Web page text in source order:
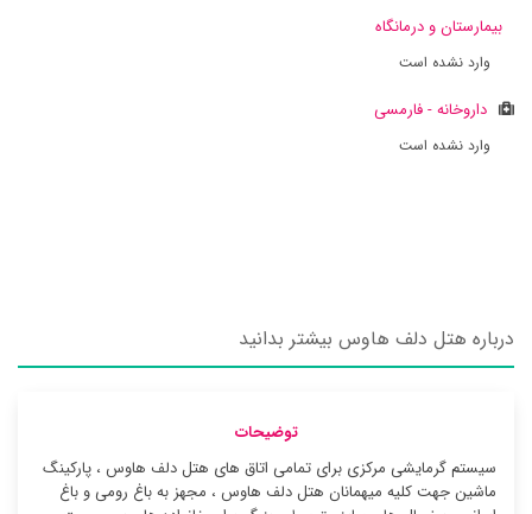
بیمارستان و درمانگاه
وارد نشده است
داروخانه - فارمسی
وارد نشده است
درباره هتل دلف هاوس بیشتر بدانید
توضیحات
سیستم گرمایشی مرکزی برای تمامی اتاق های هتل دلف هاوس ، پارکینگ
ماشین جهت کلیه میهمانان هتل دلف هاوس ، مجهز به باغ رومی و باغ